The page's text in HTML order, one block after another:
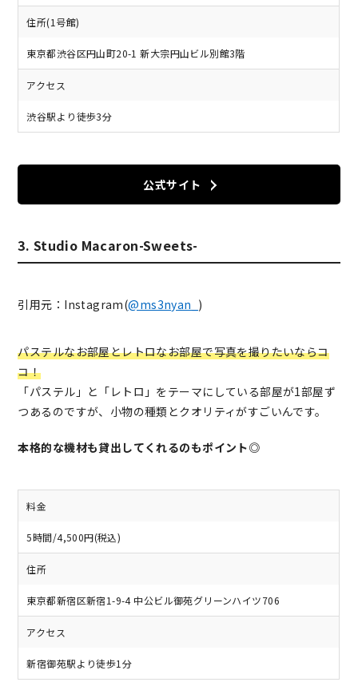
住所(1号館)
東京都渋谷区円山町20-1 新大宗円山ビル別館3階
アクセス
渋谷駅より徒歩3分
公式サイト
3. Studio Macaron-Sweets-
引用元：Instagram(@ms3nyan_ )
パステルなお部屋とレトロなお部屋で写真を撮りたいならコ
コ！
「パステル」と「レトロ」をテーマにしている部屋が1部屋ず
つあるのですが、小物の種類とクオリティがすごいんです。
本格的な機材も貸出してくれるのもポイント◎
料金
5時間/4,500円(税込)
住所
東京都新宿区新宿1-9-4 中公ビル御苑グリーンハイツ706
アクセス
新宿御苑駅より徒歩1分